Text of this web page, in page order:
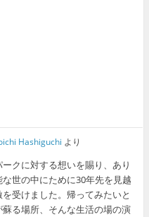
Hashiguchi より
クに対する想いを賜り、あり
世の中にために30年先を見越
受けました。帰ってみたいと
る場所、そんな生活の場の演